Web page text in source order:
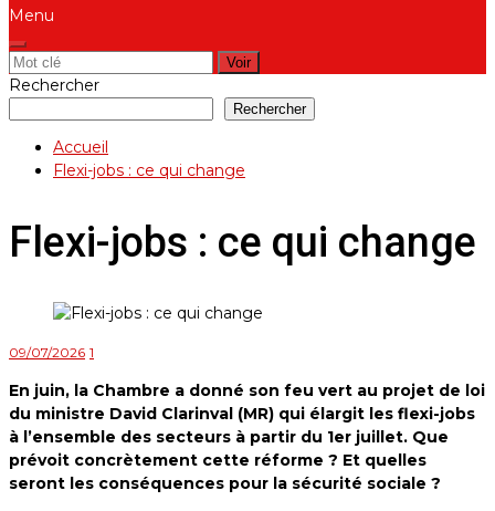
Menu
Rechercher:
Rechercher
Rechercher
Accueil
Flexi-jobs : ce qui change
Flexi-jobs : ce qui change
09/07/2026 1
En juin, la Chambre a donné son feu vert au projet de loi
du ministre David Clarinval (MR) qui élargit les flexi-jobs
à l’ensemble des secteurs à partir du 1er juillet. Que
prévoit concrètement cette réforme ? Et quelles
seront les conséquences pour la sécurité sociale ?